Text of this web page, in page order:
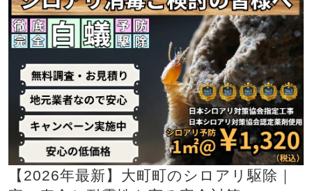
【2026年最新】大町町のシロアリ駆除｜